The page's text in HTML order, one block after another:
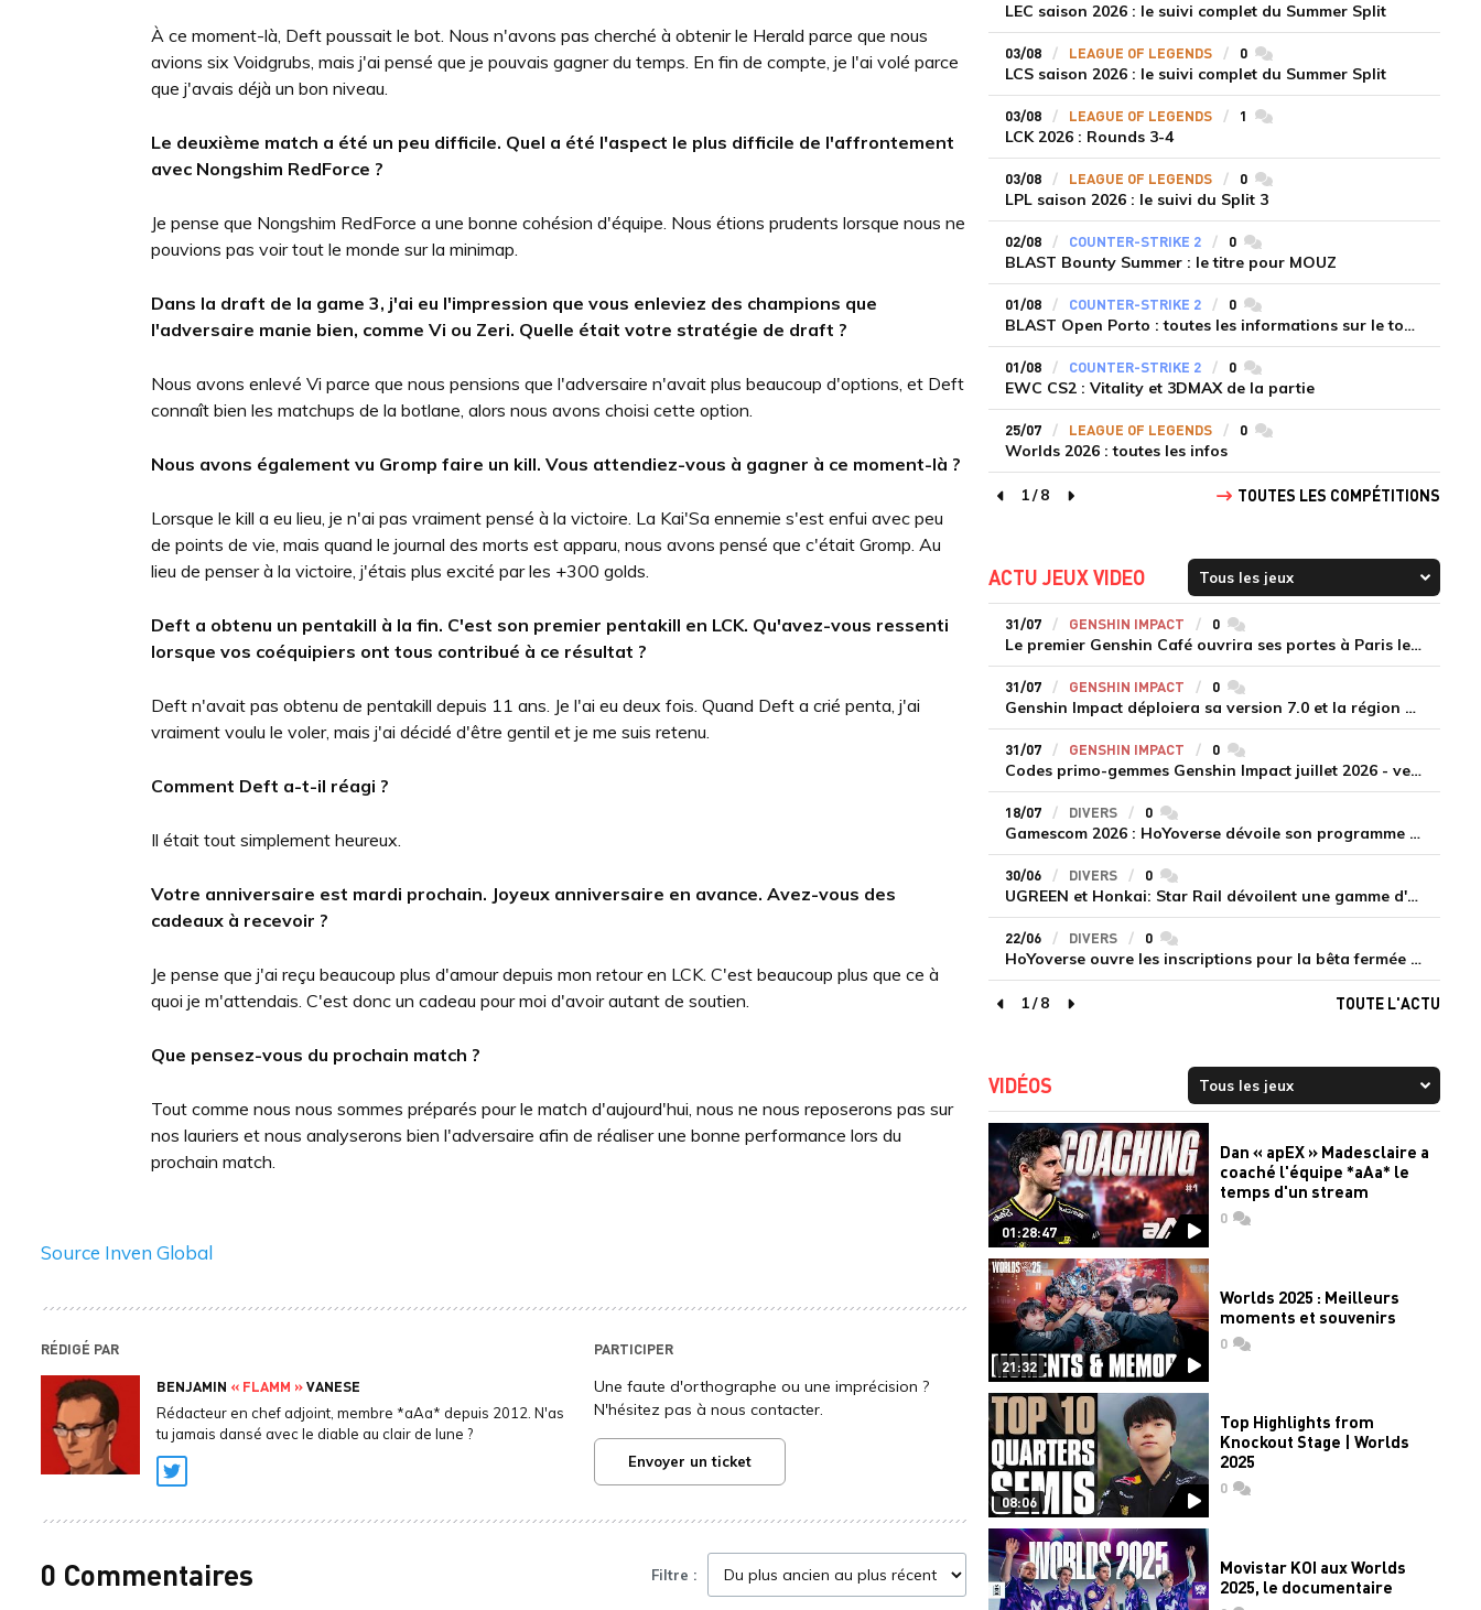
À ce moment-là, Deft poussait le bot. Nous n'avons pas cherché à obtenir le Herald parce que nous
avions six Voidgrubs, mais j'ai pensé que je pouvais gagner du temps. En fin de compte, je l'ai volé parce
que j'avais déjà un bon niveau.
Le deuxième match a été un peu difficile. Quel a été l'aspect le plus difficile de l'affrontement
avec Nongshim RedForce ?
Je pense que Nongshim RedForce a une bonne cohésion d'équipe. Nous étions prudents lorsque nous ne
pouvions pas voir tout le monde sur la minimap.
Dans la draft de la game 3, j'ai eu l'impression que vous enleviez des champions que
l'adversaire manie bien, comme Vi ou Zeri. Quelle était votre stratégie de draft ?
Nous avons enlevé Vi parce que nous pensions que l'adversaire n'avait plus beaucoup d'options, et Deft
connaît bien les matchups de la botlane, alors nous avons choisi cette option.
Nous avons également vu Gromp faire un kill. Vous attendiez-vous à gagner à ce moment-là ?
Lorsque le kill a eu lieu, je n'ai pas vraiment pensé à la victoire. La Kai'Sa ennemie s'est enfui avec peu
de points de vie, mais quand le journal des morts est apparu, nous avons pensé que c'était Gromp. Au
lieu de penser à la victoire, j'étais plus excité par les +300 golds.
Deft a obtenu un pentakill à la fin. C'est son premier pentakill en LCK. Qu'avez-vous ressenti
lorsque vos coéquipiers ont tous contribué à ce résultat ?
Deft n'avait pas obtenu de pentakill depuis 11 ans. Je l'ai eu deux fois. Quand Deft a crié penta, j'ai
vraiment voulu le voler, mais j'ai décidé d'être gentil et je me suis retenu.
Comment Deft a-t-il réagi ?
Il était tout simplement heureux.
Votre anniversaire est mardi prochain. Joyeux anniversaire en avance. Avez-vous des
cadeaux à recevoir ?
Je pense que j'ai reçu beaucoup plus d'amour depuis mon retour en LCK. C'est beaucoup plus que ce à
quoi je m'attendais. C'est donc un cadeau pour moi d'avoir autant de soutien.
Que pensez-vous du prochain match ?
Tout comme nous nous sommes préparés pour le match d'aujourd'hui, nous ne nous reposerons pas sur
nos lauriers et nous analyserons bien l'adversaire afin de réaliser une bonne performance lors du
prochain match.
Source Inven Global
RÉDIGÉ PAR
BENJAMIN « FLAMM »VANESE
Rédacteur en chef adjoint, membre *aAa* depuis 2012. N'as
tu jamais dansé avec le diable au clair de lune ?
Twitter
PARTICIPER
Une faute d'orthographe ou une imprécision ?
N'hésitez pas à nous contacter.
Envoyer un ticket
0 Commentaires Filtre :
LEC saison 2026 : le suivi complet du Summer Split
03/08 LEAGUE OF LEGENDS 0commentaires
LCS saison 2026 : le suivi complet du Summer Split
03/08 LEAGUE OF LEGENDS 1 commentaires
LCK 2026 : Rounds 3-4
03/08 LEAGUE OF LEGENDS 0commentaires
LPL saison 2026 : le suivi du Split 3
02/08 COUNTER-STRIKE 2 0commentaires
BLAST Bounty Summer : le titre pour MOUZ
01/08 COUNTER-STRIKE 2 0commentaires
BLAST Open Porto : toutes les informations sur le tournoi
01/08 COUNTER-STRIKE 2 0commentaires
EWC CS2 : Vitality et 3DMAX de la partie
25/07 LEAGUE OF LEGENDS 0commentaires
Worlds 2026 : toutes les infos
page précédente
1/8
page suivante
TOUTES LES COMPÉTITIONS
ACTU JEUX VIDEO
31/07 GENSHIN IMPACT 0commentaires
Le premier Genshin Café ouvrira ses portes à Paris le 14 août
31/07 GENSHIN IMPACT 0commentaires
Genshin Impact déploiera sa version 7.0 et la région de Snezhnaya le 12 août
31/07 GENSHIN IMPACT 0commentaires
Codes primo-gemmes Genshin Impact juillet 2026 - version 7.0
18/07 DIVERS 0commentaires
Gamescom 2026 : HoYoverse dévoile son programme et présente deux nouveaux jeux inédits
30/06 DIVERS 0commentaires
UGREEN et Honkai: Star Rail dévoilent une gamme d'accessoires de recharge en édition limitée
22/06 DIVERS 0commentaires
HoYoverse ouvre les inscriptions pour la bêta fermée de Honkai : Nexus Anima
page précédente
1/8
page suivante
TOUTE L'ACTU
VIDÉOS
01:28:47
Dan « apEX » Madesclaire a
coaché l'équipe *aAa* le
temps d'un stream
0commentaires
21:32
Worlds 2025 : Meilleurs
moments et souvenirs
0commentaires
08:06
Top Highlights from
Knockout Stage | Worlds
2025
0commentaires
Movistar KOI aux Worlds
2025, le documentaire